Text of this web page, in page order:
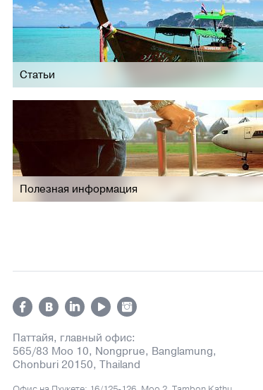
Статьи
Полезная информация
Паттайя, главный офис:
565/83 Moo 10, Nongprue, Banglamung,
Chonburi 20150, Thailand